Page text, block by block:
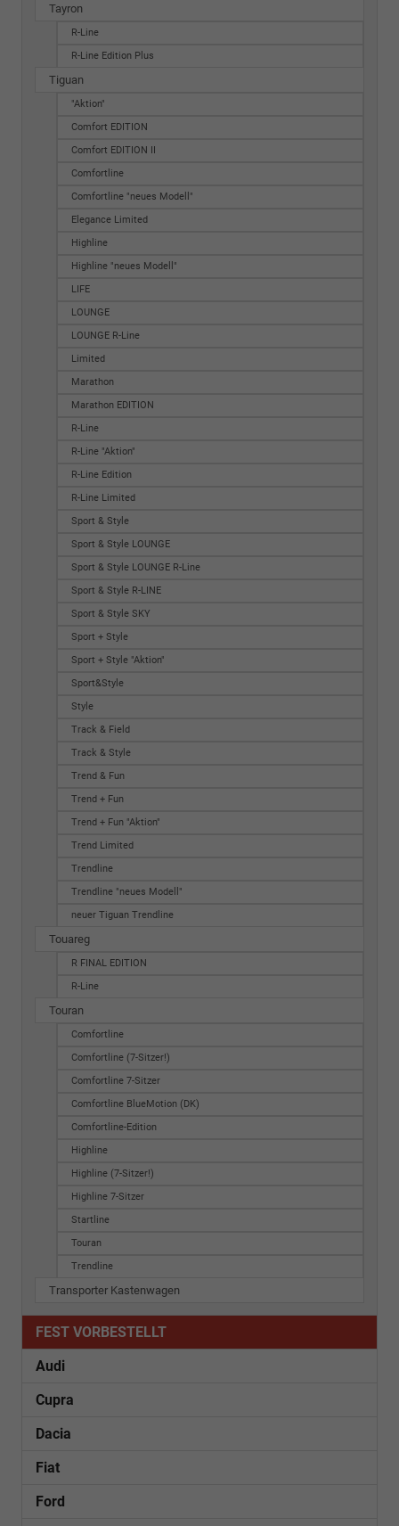
Tayron
R-Line
R-Line Edition Plus
Tiguan
"Aktion"
Comfort EDITION
Comfort EDITION II
Comfortline
Comfortline "neues Modell"
Elegance Limited
Highline
Highline "neues Modell"
LIFE
LOUNGE
LOUNGE R-Line
Limited
Marathon
Marathon EDITION
R-Line
R-Line "Aktion"
R-Line Edition
R-Line Limited
Sport & Style
Sport & Style LOUNGE
Sport & Style LOUNGE R-Line
Sport & Style R-LINE
Sport & Style SKY
Sport + Style
Sport + Style "Aktion"
Sport&Style
Style
Track & Field
Track & Style
Trend & Fun
Trend + Fun
Trend + Fun "Aktion"
Trend Limited
Trendline
Trendline "neues Modell"
neuer Tiguan Trendline
Touareg
R FINAL EDITION
R-Line
Touran
Comfortline
Comfortline (7-Sitzer!)
Comfortline 7-Sitzer
Comfortline BlueMotion (DK)
Comfortline-Edition
Highline
Highline (7-Sitzer!)
Highline 7-Sitzer
Startline
Touran
Trendline
Transporter Kastenwagen
FEST VORBESTELLT
Audi
Cupra
Dacia
Fiat
Ford